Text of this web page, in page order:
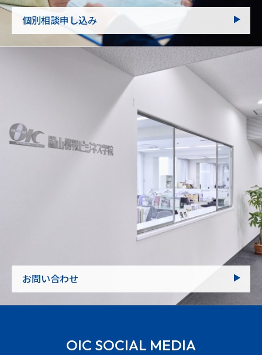
個別相談申し込み
お問い合わせ
OIC SOCIAL MEDIA